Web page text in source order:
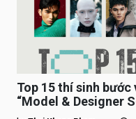
Top 15 thí sinh
“Model & Designer